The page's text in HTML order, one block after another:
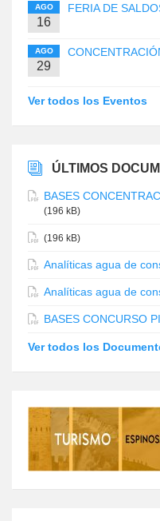
AGO
16
FERIA DE
AGO
29
Ver todos los Eventos
ÚLTIMOS
BASES
(196 kB)
(196 kB)
Analíticas agua de
Analíticas agua de
BASES CONCURSO
Ver todos los